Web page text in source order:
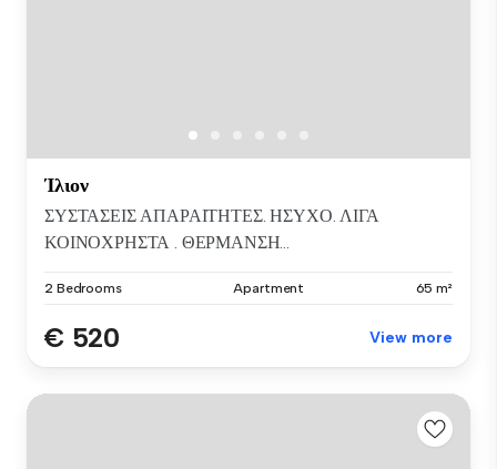
Ίλιον
ΣΥΣΤΑΣΕΙΣ ΑΠΑΡΑΙΤΗΤΕΣ. ΗΣΥΧΟ. ΛΙΓΑ
ΚΟΙΝΟΧΡΗΣΤΑ . ΘΕΡΜΑΝΣΗ...
2 Bedrooms Apartment 65 m²
€ 520 View more